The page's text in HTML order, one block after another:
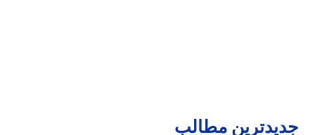
جدیدترین مطالب